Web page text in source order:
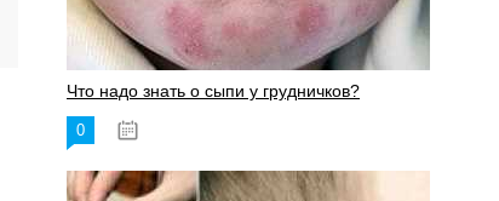
Что надо знать о сыпи у грудничков?
0